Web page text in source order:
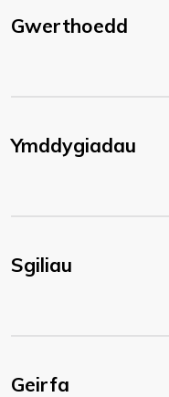
Gwerthoedd
Ymddygiadau
Sgiliau
Geirfa